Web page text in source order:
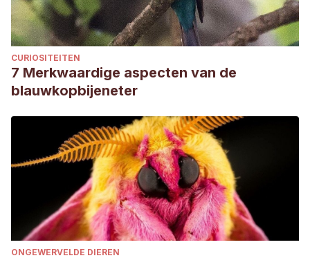
CURIOSITEITEN
7 Merkwaardige aspecten van de
blauwkopbijeneter
ONGEWERVELDE DIEREN